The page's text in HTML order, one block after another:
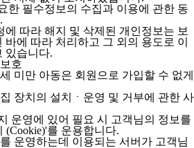
한 필수정보의 수집과 이용에 관한 동
에 따라 해지 및 삭제된 개인정보는 보
에 따라 처리하고 그 외의 용도로 이
있습니다.
호
미만 아동은 회원으로 가입할 수 없게
장치의 설치ㆍ운영 및 거부에 관한 사
운영에 있어 필요 시 고객님의 정보를
(Cookie)'를 운용합니다.
운영하는데 이용되는 서버가 고객님